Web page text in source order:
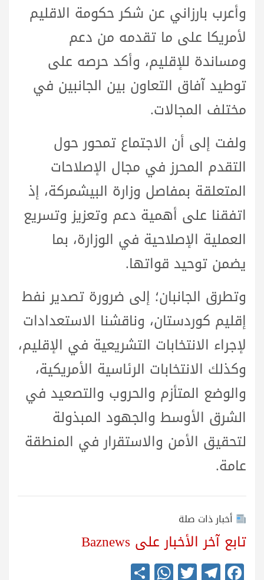
وأعرب بارزاني عن شكر حكومة الاقليم
لأمريكا على ما تقدمه من دعم
ومساندة للإقليم، وأكد حرصه على
توطيد آفاق التعاون بين الجانبين في
مختلف المجالات.
ولفت إلى أن الاجتماع تمحور حول
التقدم المحرز في مجال الإصلاحات
المتعلقة بمفاصل وزارة البيشمركة، إذ
اتفقنا على أهمية دعم وتعزيز وتسريع
العملية الإصلاحية في الوزارة، بما
يضمن توحيد قواتها.
وتطرق الجانبان؛ إلى ضرورة تصدير نفط
إقليم كوردستان، وناقشنا الاستعدادات
لإجراء الانتخابات التشريعية في الإقليم،
وكذلك الانتخابات الرئاسية الأمريكية،
والوضع المتأزم والحروب والتصعيد في
الشرق الأوسط والجهود المبذولة
لتحقيق الأمن والاستقرار في المنطقة
عامة.
أخبار ذات صلة
تابع آخر الأخبار على Baznews